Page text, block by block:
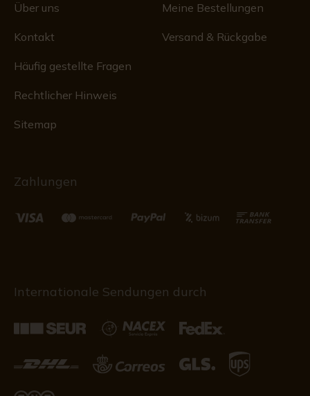
Über uns
Kontakt
Häufig gestellte Fragen
Rechtlicher Hinweis
Sitemap
Meine Bestellungen
Versand & Rückgabe
Zahlungen
Internationale Sendungen durch